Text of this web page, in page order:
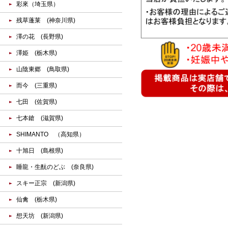
彩來（埼玉県）
残草蓬莱 (神奈川県)
澤の花 (長野県)
澤姫 (栃木県)
山陰東郷 (鳥取県)
而今 (三重県)
七田 (佐賀県)
七本鎗 (滋賀県)
SHIMANTO （高知県）
十旭日 (島根県)
睡龍・生酛のどぶ (奈良県)
スキー正宗 (新潟県)
仙禽 (栃木県)
想天坊 (新潟県)